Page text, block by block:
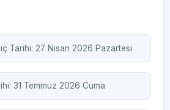
Tarihi: 27 Nisan 2026 Pazartesi
31 Temmuz 2026 Cuma